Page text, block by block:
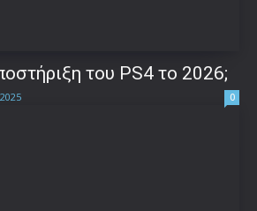
του PS4 το 2026;
0